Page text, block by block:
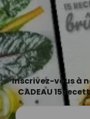
Inscrivez-vous à
CADEAU 15